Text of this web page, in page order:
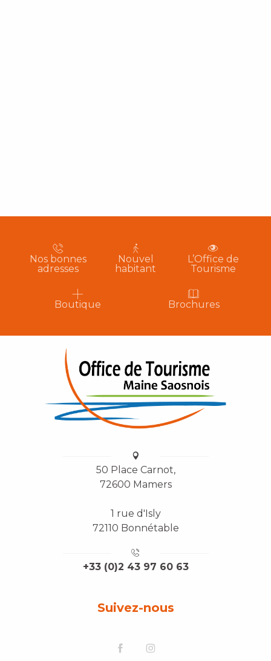
Nos bonnes
adresses
Nouvel
habitant
L’Office de
Tourisme
Boutique Brochures
50 Place Carnot,
72600 Mamers
1 rue d'Isly
72110 Bonnétable
+33 (0)2 43 97 60 63
Suivez-nous